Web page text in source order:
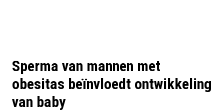
Sperma van mannen met
obesitas beïnvloedt ontwikkeling
van baby